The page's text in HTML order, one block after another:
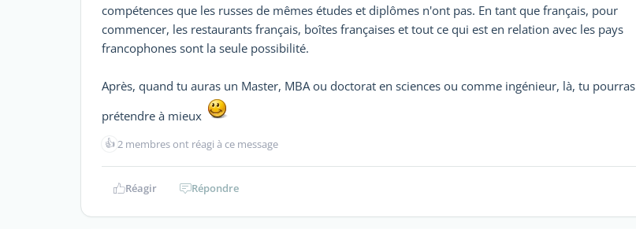
compétences que les russes de mêmes études et diplômes n'ont pas. En tant que français, pour
commencer, les restaurants français, boîtes françaises et tout ce qui est en relation avec les pays
francophones sont la seule possibilité.
Après, quand tu auras un Master, MBA ou doctorat en sciences ou comme ingénieur, là, tu pourras
prétendre à mieux
👍2 membres ont réagi à ce message
Réagir Répondre